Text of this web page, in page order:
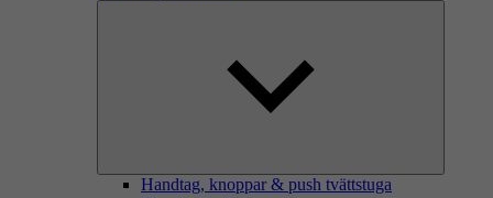
Handtag, knoppar & push tvättstuga